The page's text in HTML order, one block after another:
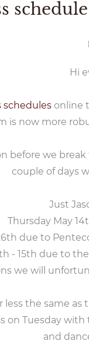
Hi
schedulesonline
is now more
before we
couple of days
Just
Thursday May
due to
- 15th due to the
we will
less the same
on Tuesday
and